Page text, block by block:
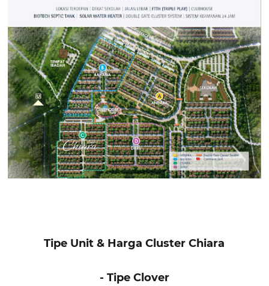
Tipe Unit & Harga Cluster Chiara
- Tipe Clover